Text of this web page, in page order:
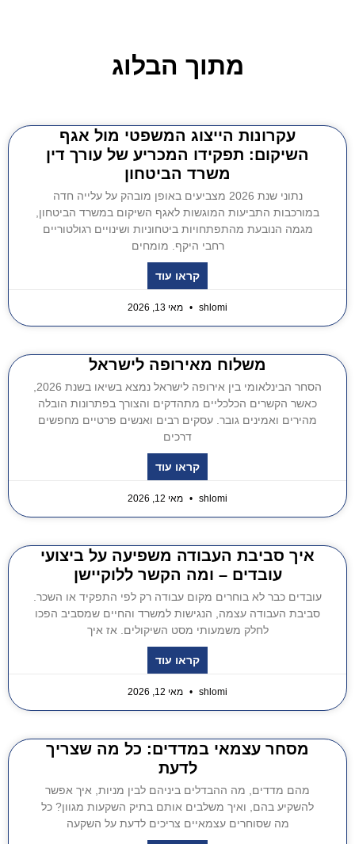
מתוך הבלוג
עקרונות הייצוג המשפטי מול אגף
השיקום: תפקידו המכריע של עורך דין
משרד הביטחון
נתוני שנת 2026 מצביעים באופן מובהק על עלייה חדה
במורכבות התביעות המוגשות לאגף השיקום במשרד הביטחון,
מגמה הנובעת מהתפתחויות ביטחוניות ושינויים רגולטוריים
רחבי היקף. מומחים
קראו עוד
shlomi מאי 13, 2026
משלוח מאירופה לישראל
כאשר הקשרים הכלכליים מתהדקים והצורך בפתרונות הובלה
מהירים ואמינים גובר. עסקים רבים ואנשים פרטיים מחפשים
דרכים
קראו עוד
shlomi מאי 12, 2026
איך סביבת העבודה משפיעה על ביצועי
עובדים – ומה הקשר ללוקיישן
עובדים כבר לא בוחרים מקום עבודה רק לפי התפקיד או השכר.
סביבת העבודה עצמה, הנגישות למשרד והחיים שמסביב הפכו
לחלק משמעותי מסט השיקולים. אז איך
קראו עוד
shlomi מאי 12, 2026
מסחר עצמאי במדדים: כל מה שצריך
לדעת
מהם מדדים, מה ההבדלים ביניהם לבין מניות, איך אפשר
להשקיע בהם, ואיך משלבים אותם בתיק השקעות מגוון? כל
מה שסוחרים עצמאיים צריכים לדעת על השקעה